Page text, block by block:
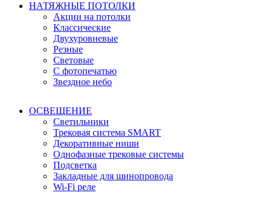
НАТЯЖНЫЕ ПОТОЛКИ
Акции на потолки
Классические
Двухуровневые
Резные
Световые
С фотопечатью
Звездное небо
ОСВЕЩЕНИЕ
Светильники
Трековая система SMART
Декоративные ниши
Однофазные трековые системы
Подсветка
Закладные для шинопровода
Wi-Fi реле